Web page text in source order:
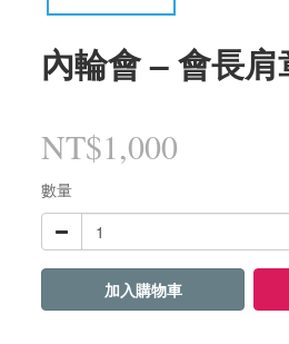
內輪會 – 會長肩
NT$1,000
數量
加入購物車